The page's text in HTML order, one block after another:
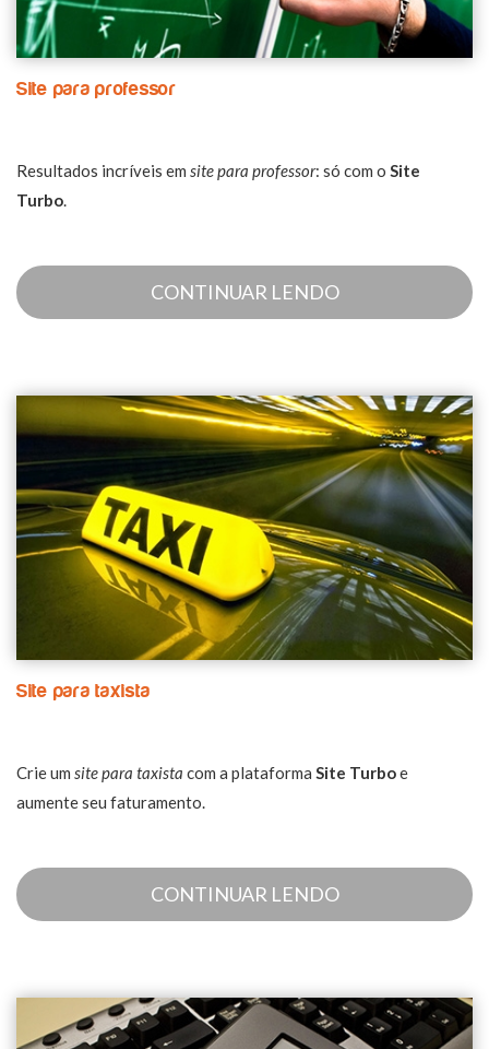
Site para professor
Resultados incríveis em site para professor: só com o Site
Turbo.
CONTINUAR LENDO
Site para taxista
Crie um site para taxista com a plataforma Site Turboe
aumente seu faturamento.
CONTINUAR LENDO